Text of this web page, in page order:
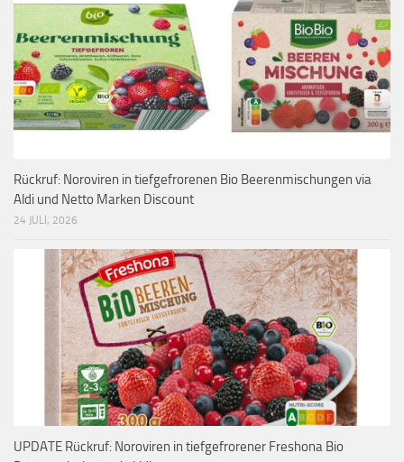
Rückruf: Noroviren in tiefgefrorenen Bio Beerenmischungen via
Aldi und Netto Marken Discount
24 JULI, 2026
UPDATE Rückruf: Noroviren in tiefgefrorener Freshona Bio